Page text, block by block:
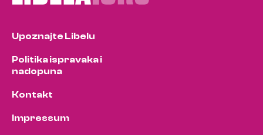
Upoznajte Libelu
Politika ispravaka i
nadopuna
Kontakt
Impressum